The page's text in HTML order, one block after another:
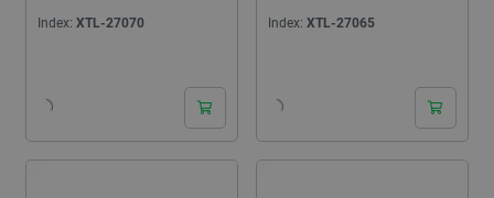
Index: XTL-27070 Index: XTL-27065